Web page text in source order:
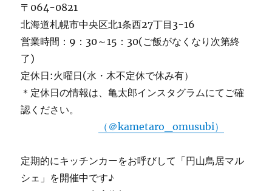
〒064-0821
北海道札幌市中央区北1条西27丁目3-16
営業時間：9：30～15：30(ご飯がなくなり次第終
了)
定休日:火曜日(水・木不定休で休み有）
＊定休日の情報は、亀太郎インスタグラムにてご確
認ください。
（＠kametaro_omusubi）
定期的にキッチンカーをお呼びして「円山鳥居マル
シェ」を開催中です♪